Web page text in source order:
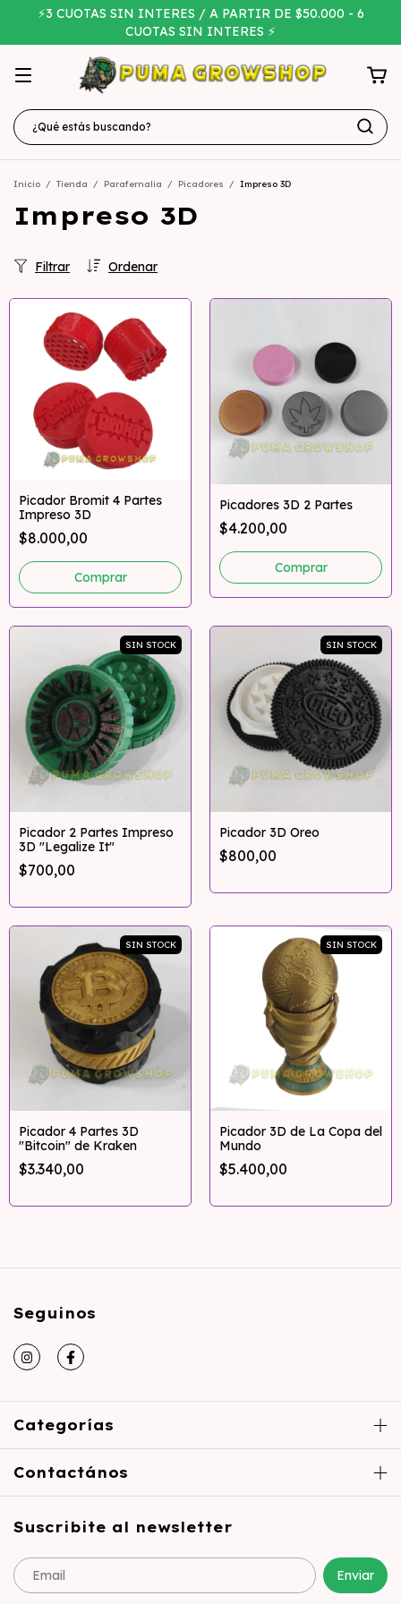
⚡3 CUOTAS SIN INTERES / A PARTIR DE $50.000 - 6
CUOTAS SIN INTERES ⚡
Inicio / Tienda / Parafernalia / Picadores / Impreso 3D
Impreso 3D
Ordenar
Filtrar
Picador Bromit 4 Partes
Impreso 3D
$8.000,00
Picadores 3D 2 Partes
$4.200,00
Comprar
SIN STOCK
Picador 2 Partes Impreso
3D "Legalize It"
$700,00
SIN STOCK
Picador 3D Oreo
$800,00
SIN STOCK
Picador 4 Partes 3D
"Bitcoin" de Kraken
$3.340,00
SIN STOCK
Picador 3D de La Copa del
Mundo
$5.400,00
Seguinos
Categorías
Contactános
Suscribite al newsletter